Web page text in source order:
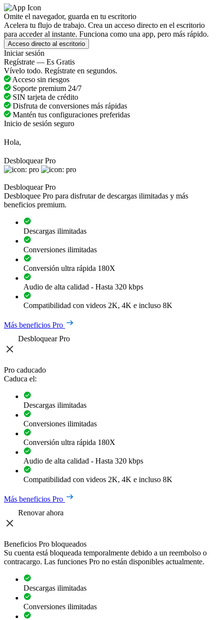
Omite el navegador, guarda en tu escritorio
Acelera tu flujo de trabajo. Crea un acceso directo en el escritorio
para acceder al instante. Funciona como una app, pero más rápido.
Acceso directo al escritorio
Iniciar sesión
Regístrate — Es Gratis
Vívelo todo. Regístrate en segundos.
Acceso sin riesgos
Soporte premium 24/7
SIN tarjeta de crédito
Disfruta de conversiones más rápidas
Mantén tus configuraciones preferidas
Inicio de sesión seguro
Hola,
Desbloquear Pro
Desbloquear Pro
Desbloquee Pro para disfrutar de descargas ilimitadas y más
beneficios premium.
Descargas ilimitadas
Conversiones ilimitadas
Conversión ultra rápida 180X
Audio de alta calidad - Hasta 320 kbps
Compatibilidad con videos 2K, 4K e incluso 8K
Más beneficios Pro
Desbloquear Pro
Pro caducado
Caduca el:
Descargas ilimitadas
Conversiones ilimitadas
Conversión ultra rápida 180X
Audio de alta calidad - Hasta 320 kbps
Compatibilidad con videos 2K, 4K e incluso 8K
Más beneficios Pro
Renovar ahora
Beneficios Pro bloqueados
Su cuenta está bloqueada temporalmente debido a un reembolso o
contracargo. Las funciones Pro no están disponibles actualmente.
Descargas ilimitadas
Conversiones ilimitadas